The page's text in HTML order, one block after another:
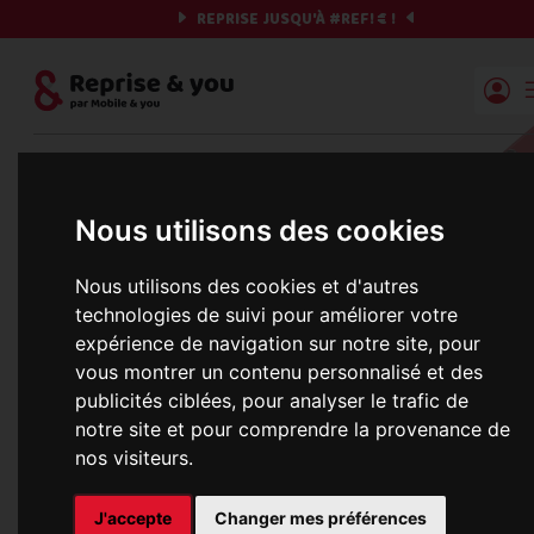
Nous utilisons des cookies
Nous utilisons des cookies et d'autres
technologies de suivi pour améliorer votre
expérience de navigation sur notre site, pour
vous montrer un contenu personnalisé et des
publicités ciblées, pour analyser le trafic de
notre site et pour comprendre la provenance de
nos visiteurs.
J'accepte Changer mes préférences
REPRISE JUSQU'À #REF!€ !
Reprise | Mobile & you
Et si on commençait ?
c'est parti !
Nous récupérons les meilleures
Une erreur est survenue :